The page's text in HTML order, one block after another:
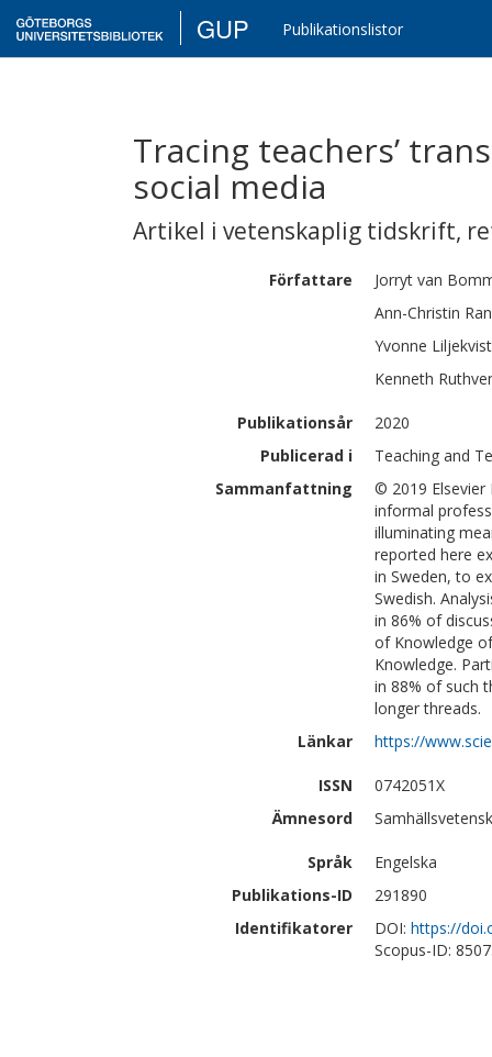
GUP Publikationslistor
Tracing teachers’
social media
Artikel i vetenskaplig tidskrift,
Författare Jorryt van
Ann-Christin
Yvonne Liljekvist
Kenneth
Publikationsår
2020
Publicerad i
Teaching and
Sammanfattning
© 2019 Elsevier
informal
illuminating
reported here
in Sweden, to
Swedish.
in 86% of
of Knowledge
Knowledge.
in 88% of such
longer threads.
Länkar
https://
ISSN
0742051X
Ämnesord
Språk
Engelska
Publikations-ID
291890
Identifikatorer
DOI: https://
Scopus-ID: